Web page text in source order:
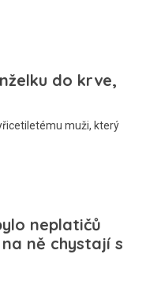
do krve,
muži, který
neplatičů
ně chystají s